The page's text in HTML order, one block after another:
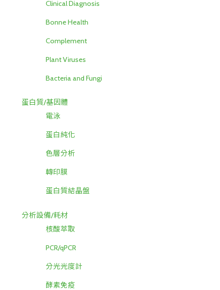
Clinical Diagnosis
Bonne Health
Complement
Plant Viruses
Bacteria and Fungi
蛋白質/基因體
電泳
蛋白純化
色層分析
轉印膜
蛋白質結晶盤
分析設備/耗材
核酸萃取
PCR/qPCR
分光光度計
酵素免疫